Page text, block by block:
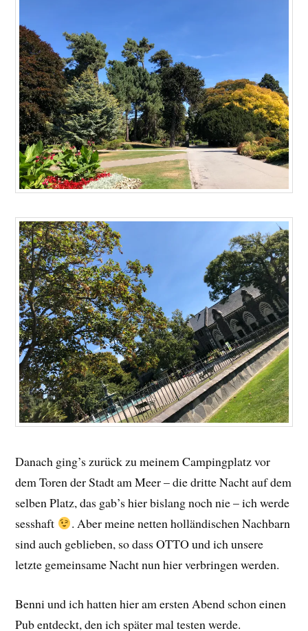
Danach ging’s zurück zu meinem Campingplatz vor
dem Toren der Stadt am Meer – die dritte Nacht auf dem
selben Platz, das gab’s hier bislang noch nie – ich werde
sesshaft
. Aber meine netten holländischen Nachbarn
sind auch geblieben, so dass OTTO und ich unsere
letzte gemeinsame Nacht nun hier verbringen werden.
Benni und ich hatten hier am ersten Abend schon einen
Pub entdeckt, den ich später mal testen werde.